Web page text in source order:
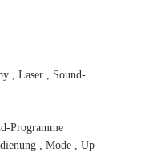
, Laser , Sound-
Programme
, Mode , Up